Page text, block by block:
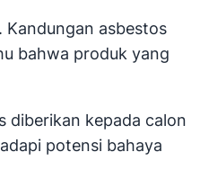
Kandungan asbestos
bahwa produk yang
diberikan kepada calon
potensi bahaya